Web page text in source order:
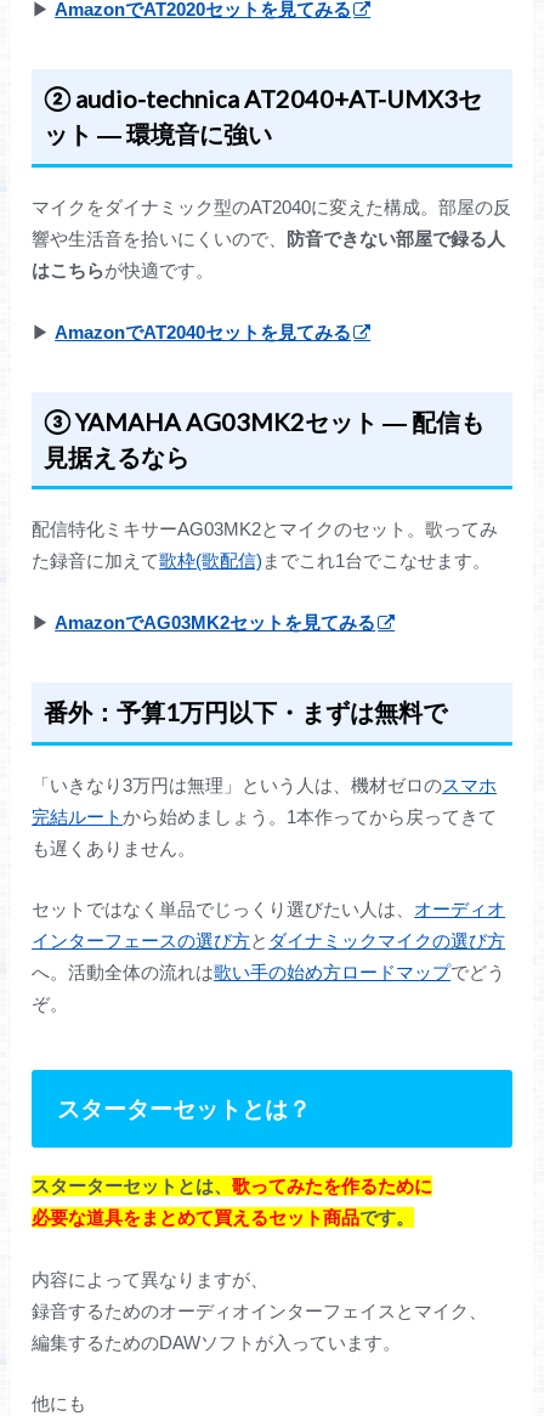
▶AmazonでAT2020セットを見てみる
② audio-technica AT2040+AT-UMX3セ
ット ― 環境音に強い
マイクをダイナミック型のAT2040に変えた構成。部屋の反
響や生活音を拾いにくいので、
防音できない部屋で録る人
はこちらが快適です。
▶AmazonでAT2040セットを見てみる
③ YAMAHA AG03MK2セット ― 配信も
見据えるなら
配信特化ミキサーAG03MK2とマイクのセット。歌ってみ
た録音に加えて歌枠(歌配信) までこれ1台でこなせます。
▶AmazonでAG03MK2セットを見てみる
番外：予算1万円以下・まずは無料で
「いきなり3万円は無理」という人は、機材ゼロのスマホ
完結ルートから始めましょう。1本作ってから戻ってきて
も遅くありません。
セットではなく単品でじっくり選びたい人は、 オーディオ
インターフェースの選び方と ダイナミックマイクの選び方
へ。活動全体の流れは歌い手の始め方ロードマップでどう
ぞ。
スターターセットとは？
スターターセットとは、歌ってみたを作るために
必要な道具をまとめて買えるセット商品です。
内容によって異なりますが、
録音するためのオーディオインターフェイスとマイク、
編集するためのDAWソフトが入っています。
他にも